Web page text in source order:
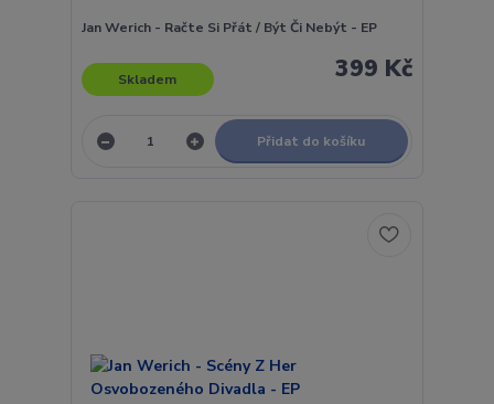
Jan Werich - Račte Si Přát / Být Či Nebýt - EP
399 Kč
Skladem
Přidat do košíku